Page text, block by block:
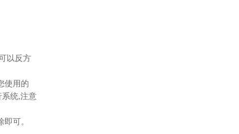
以反方
使用的
统,注意
可。